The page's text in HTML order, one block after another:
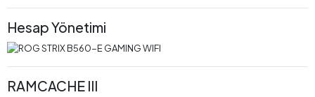
Hesap Yönetimi
RAMCACHE III